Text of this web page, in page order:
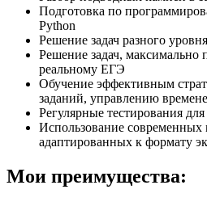
Подготовка по
Python
Решение задач разного
Решение задач,
реальному ЕГЭ
Обучение эффективным
заданий, управлению
Регулярные тестирования
Использование современных
адаптированных к формату
Мои преимущества: